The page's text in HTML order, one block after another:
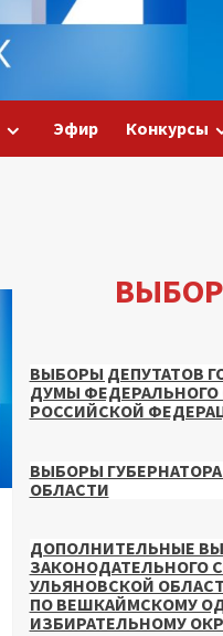
Эфир Конкурсы
ВЫБОРЫ ДЕПУТАТОВ
ДУМЫ ФЕДЕРАЛЬНОГО
РОССИЙСКОЙ
ВЫБОРЫ
ОБЛАСТИ
ДОПОЛНИТЕЛЬНЫЕ
ЗАКОНОДАТЕЛЬНОГО
УЛЬЯНОВСКОЙ
ПО ВЕШКАЙМСКОМУ
ИЗБИРАТЕЛЬНОМУ